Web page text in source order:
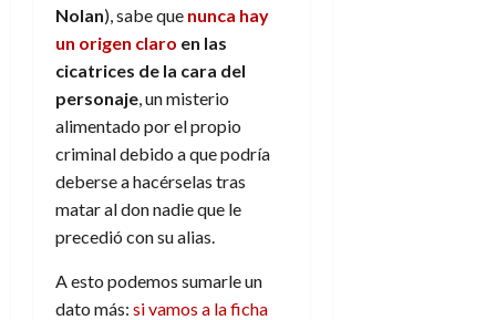
Nolan), sabe que nunca hay
un origen claro en las
cicatrices de la cara del
personaje, un misterio
alimentado por el propio
criminal debido a que podría
deberse a hacérselas tras
matar al don nadie que le
precedió con su alias.
A esto podemos sumarle un
dato más: si vamos a la ficha